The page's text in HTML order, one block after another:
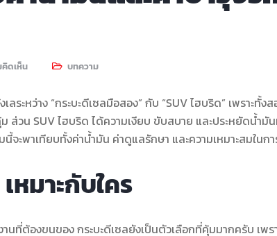
ดเห็น บทความ
ลระหว่าง “กระบะดีเซลมือสอง” กับ “SUV ไฮบริด” เพราะ
ส่วน SUV ไฮบริด ได้ความเงียบ ขับสบาย และประหยัดน้ำมั
จะพาเทียบทั้งค่าน้ำมัน ค่าดูแลรักษา และความเหมาะสมใน
หมาะกับใคร
ที่ต้องขนของ กระบะดีเซลยังเป็นตัวเลือกที่คุ้มมากครับ เพ